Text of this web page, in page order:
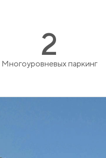
2
Многоуровневых паркинг